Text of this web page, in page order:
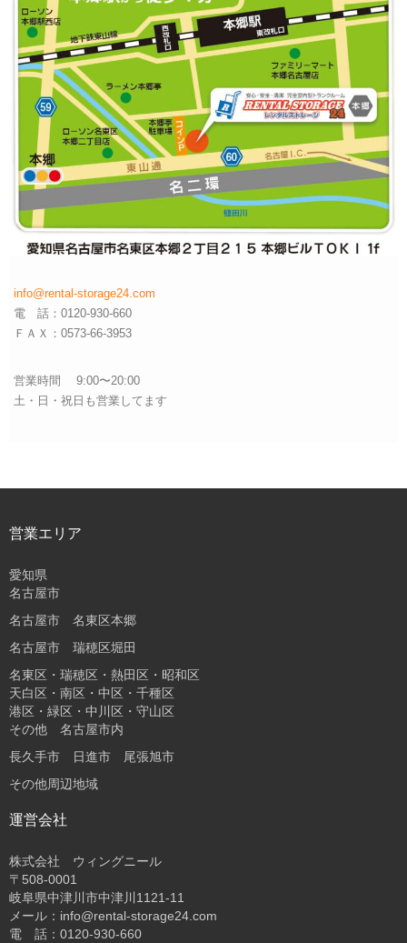
info@rental-storage24.com
電 話：0120-930-660
ＦＡＸ：0573-66-3953
営業時間 9:00〜20:00
土・日・祝日も営業してます
営業エリア
愛知県
名古屋市
名古屋市 名東区本郷
名古屋市 瑞穂区堀田
名東区・瑞穂区・熱田区・昭和区
天白区・南区・中区・千種区
港区・緑区・中川区・守山区
その他 名古屋市内
長久手市 日進市 尾張旭市
その他周辺地域
運営会社
株式会社 ウィングニール
〒508-0001
岐阜県中津川市中津川1121-11
メール：info@rental-storage24.com
電 話：0120-930-660